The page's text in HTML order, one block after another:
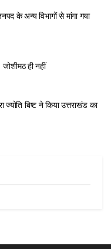
के अन्य विभागों से मांगा गया
ही नहीं
ज्योति बिष्ट ने किया उत्तराखंड का